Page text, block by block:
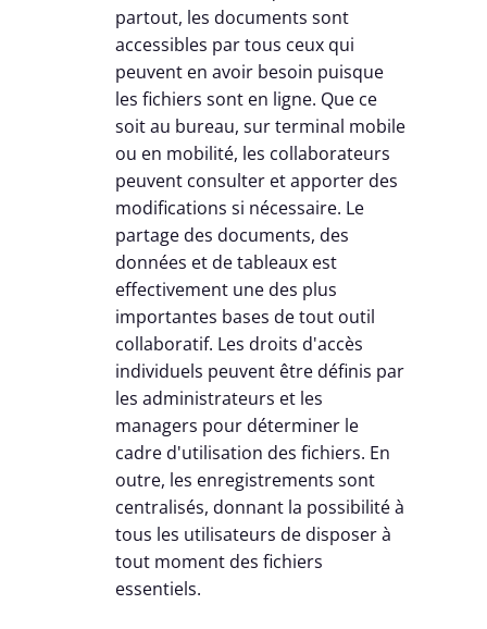
partout, les documents sont
accessibles par tous ceux qui
peuvent en avoir besoin puisque
les fichiers sont en ligne. Que ce
soit au bureau, sur terminal mobile
ou en mobilité, les collaborateurs
peuvent consulter et apporter des
modifications si nécessaire. Le
partage des documents, des
données et de tableaux est
effectivement une des plus
importantes bases de tout outil
collaboratif. Les droits d'accès
individuels peuvent être définis par
les administrateurs et les
managers pour déterminer le
cadre d'utilisation des fichiers. En
outre, les enregistrements sont
centralisés, donnant la possibilité à
tous les utilisateurs de disposer à
tout moment des fichiers
essentiels.